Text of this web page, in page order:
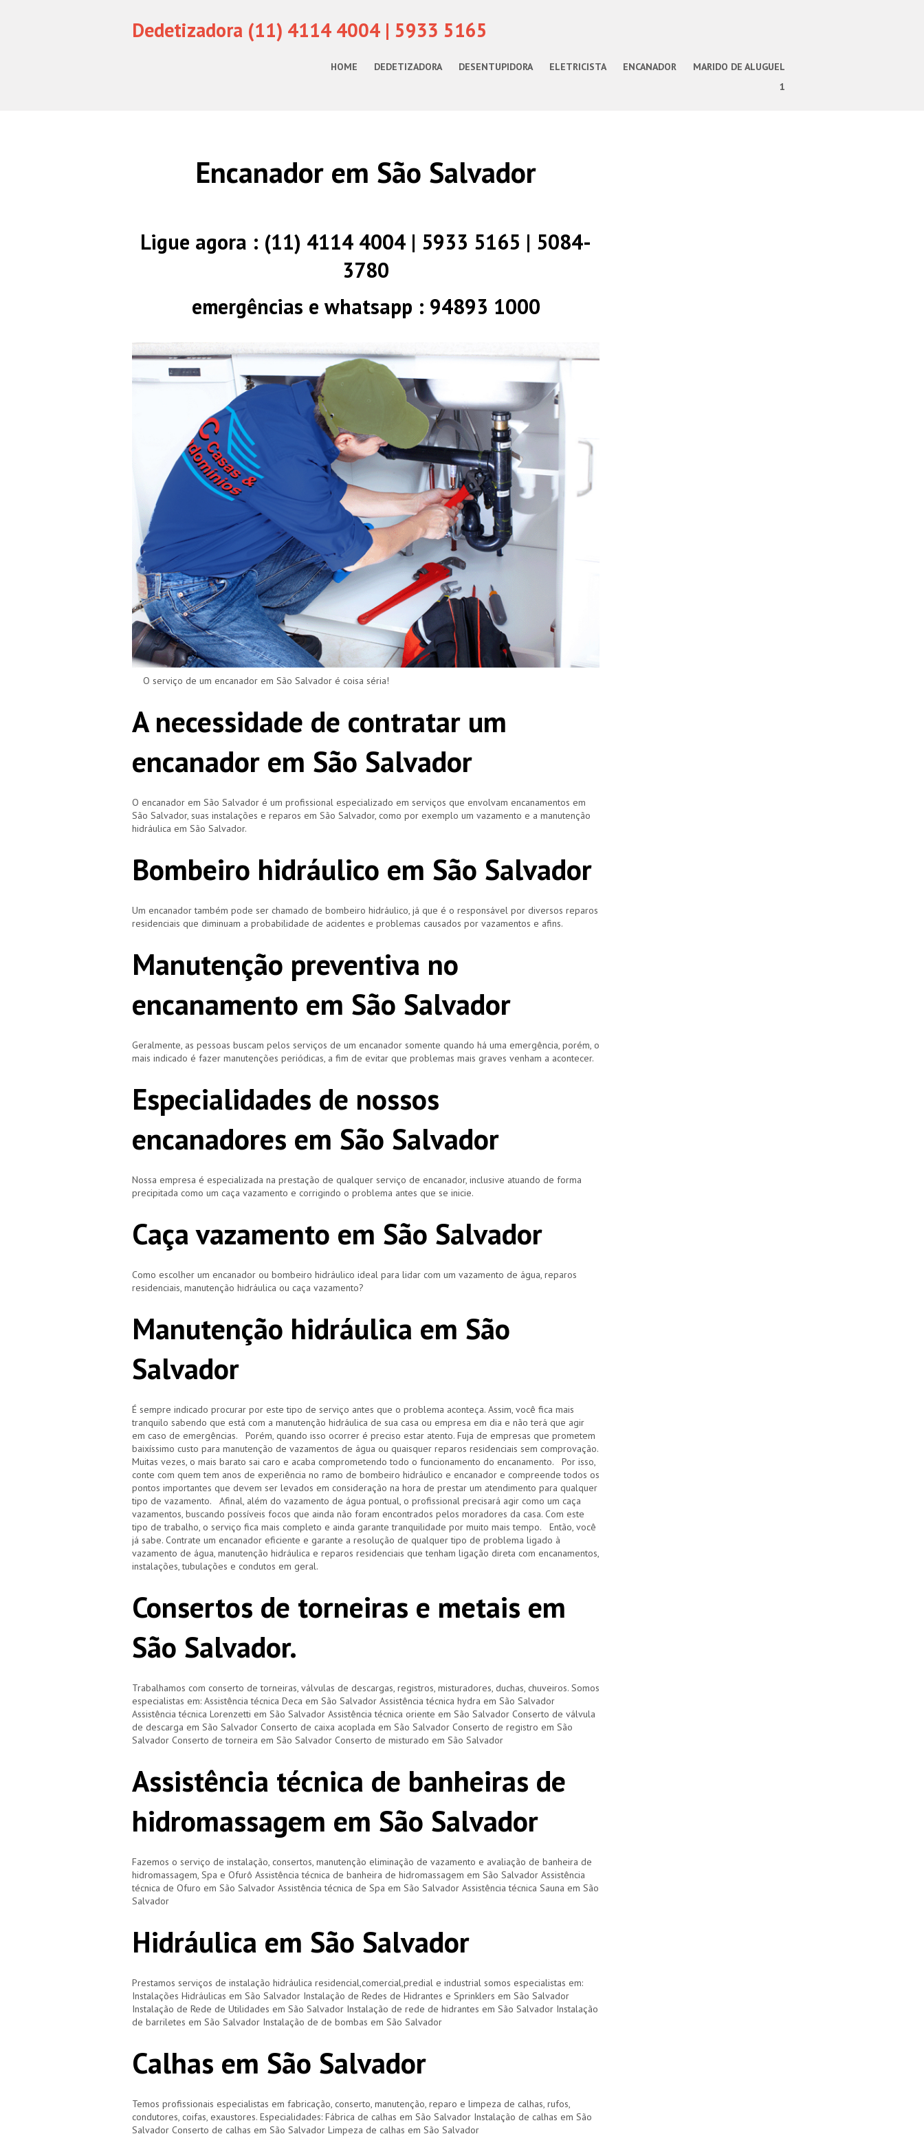
Dedetizadora (11) 4114 4004 | 5933 5165
HOME DEDETIZADORA DESENTUPIDORA ELETRICISTA ENCANADOR
MARIDO DE ALUGUEL
1
Encanador em São Salvador
Ligue agora : (11) 4114 4004 | 5933 5165 | 5084-
3780
emergências e whatsapp : 94893 1000
O serviço de um encanador em São Salvador é coisa séria!
A necessidade de contratar um
encanador em São Salvador
O encanador em São Salvador é um profissional especializado em serviços que envolvam encanamentos em
São Salvador, suas instalações e reparos em São Salvador, como por exemplo um vazamento e a manutenção
hidráulica em São Salvador.
Bombeiro hidráulico em São Salvador
Um encanador também pode ser chamado de bombeiro hidráulico, já que é o responsável por diversos reparos
residenciais que diminuam a probabilidade de acidentes e problemas causados por vazamentos e afins.
Manutenção preventiva no
encanamento em São Salvador
Geralmente, as pessoas buscam pelos serviços de um encanador somente quando há uma emergência, porém, o
mais indicado é fazer manutenções periódicas, a fim de evitar que problemas mais graves venham a acontecer.
Especialidades de nossos
encanadores em São Salvador
Nossa empresa é especializada na prestação de qualquer serviço de encanador, inclusive atuando de forma
precipitada como um caça vazamento e corrigindo o problema antes que se inicie.
Caça vazamento em São Salvador
Como escolher um encanador ou bombeiro hidráulico ideal para lidar com um vazamento de água, reparos
residenciais, manutenção hidráulica ou caça vazamento?
Manutenção hidráulica em São
Salvador
É sempre indicado procurar por este tipo de serviço antes que o problema aconteça. Assim, você fica mais
tranquilo sabendo que está com a manutenção hidráulica de sua casa ou empresa em dia e não terá que agir
em caso de emergências. Porém, quando isso ocorrer é preciso estar atento. Fuja de empresas que prometem
baixíssimo custo para manutenção de vazamentos de água ou quaisquer reparos residenciais sem comprovação.
Muitas vezes, o mais barato sai caro e acaba comprometendo todo o funcionamento do encanamento. Por isso,
conte com quem tem anos de experiência no ramo de bombeiro hidráulico e encanador e compreende todos os
pontos importantes que devem ser levados em consideração na hora de prestar um atendimento para qualquer
tipo de vazamento. Afinal, além do vazamento de água pontual, o profissional precisará agir como um caça
vazamentos, buscando possíveis focos que ainda não foram encontrados pelos moradores da casa. Com este
tipo de trabalho, o serviço fica mais completo e ainda garante tranquilidade por muito mais tempo. Então, você
já sabe. Contrate um encanador eficiente e garante a resolução de qualquer tipo de problema ligado à
vazamento de água, manutenção hidráulica e reparos residenciais que tenham ligação direta com encanamentos,
instalações, tubulações e condutos em geral.
Consertos de torneiras e metais em
São Salvador.
Trabalhamos com conserto de torneiras, válvulas de descargas, registros, misturadores, duchas, chuveiros. Somos
especialistas em: Assistência técnica Deca em São Salvador Assistência técnica hydra em São Salvador
Assistência técnica Lorenzetti em São Salvador Assistência técnica oriente em São Salvador Conserto de válvula
de descarga em São Salvador Conserto de caixa acoplada em São Salvador Conserto de registro em São
Salvador Conserto de torneira em São Salvador Conserto de misturado em São Salvador
Assistência técnica de banheiras de
hidromassagem em São Salvador
Fazemos o serviço de instalação, consertos, manutenção eliminação de vazamento e avaliação de banheira de
hidromassagem, Spa e Ofurô Assistência técnica de banheira de hidromassagem em São Salvador Assistência
técnica de Ofuro em São Salvador Assistência técnica de Spa em São Salvador Assistência técnica Sauna em São
Salvador
Hidráulica em São Salvador
Prestamos serviços de instalação hidráulica residencial,comercial,predial e industrial somos especialistas em:
Instalações Hidráulicas em São Salvador Instalação de Redes de Hidrantes e Sprinklers em São Salvador
Instalação de Rede de Utilidades em São Salvador Instalação de rede de hidrantes em São Salvador Instalação
de barriletes em São Salvador Instalação de de bombas em São Salvador
Calhas em São Salvador
Temos profissionais especialistas em fabricação, conserto, manutenção, reparo e limpeza de calhas, rufos,
condutores, coifas, exaustores. Especialidades: Fábrica de calhas em São Salvador Instalação de calhas em São
Salvador Conserto de calhas em São Salvador Limpeza de calhas em São Salvador